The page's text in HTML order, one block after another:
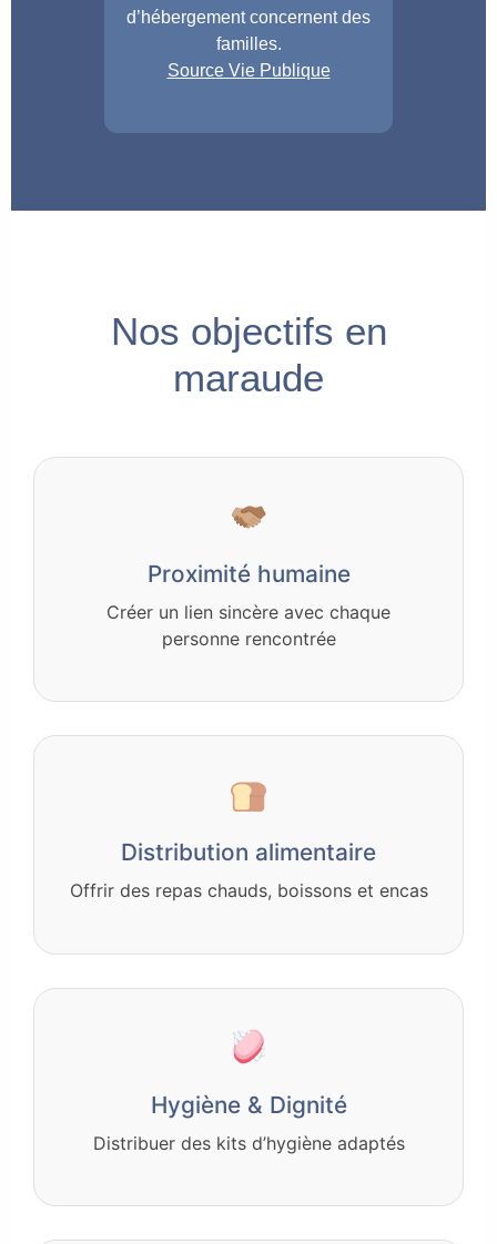
d’hébergement concernent des
familles.
Source Vie Publique
Nos objectifs en
maraude
Proximité humaine
Créer un lien sincère avec chaque
personne rencontrée
Distribution alimentaire
Offrir des repas chauds, boissons et encas
Hygiène & Dignité
Distribuer des kits d’hygiène adaptés